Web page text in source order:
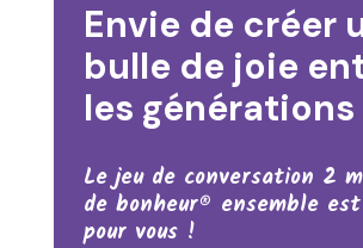
Envie de créer
bulle de joie
les générations
Le jeu de conversation 2
de bonheur® ensemble
pour vous !